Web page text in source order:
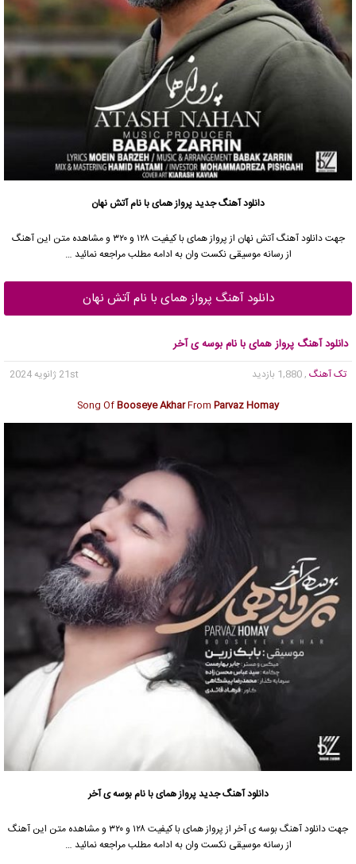
دانلود آهنگ جدیدپرواز همایبا نام آتش نهان
جهت دانلود آهنگ آتش نهان از پرواز همای
با کیفیت ۱۲۸ و ۳۲۰ و مشاهده متن این آهنگ
از رسانه موسیقی نکست وان به ادامه مطلب مراجعه نمائید …
دانلود آهنگ پرواز همای با نام آتش نهان
دانلود آهنگ پرواز همای با نام بوسه ی آخر
تک آهنگ , 1,880 بازدید
21st ژانویه 2024
Song OfBooseye AkharFrom Parvaz Homay
دانلود آهنگ جدیدپرواز همایبا نام بوسه ی آخر
جهت دانلود آهنگ بوسه ی آخر از پرواز همای
با کیفیت ۱۲۸ و ۳۲۰ و مشاهده متن این آهنگ
از رسانه موسیقی نکست وان به ادامه مطلب مراجعه نمائید …